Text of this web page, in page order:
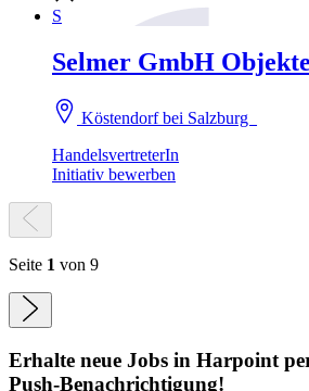
S
Selmer GmbH
Köstendorf bei Salzburg
HandelsvertreterIn
Initiativ bewerben
Seite 1 von 9
Erhalte neue Jobs in Harpoint
Push-Benachrichtigung!